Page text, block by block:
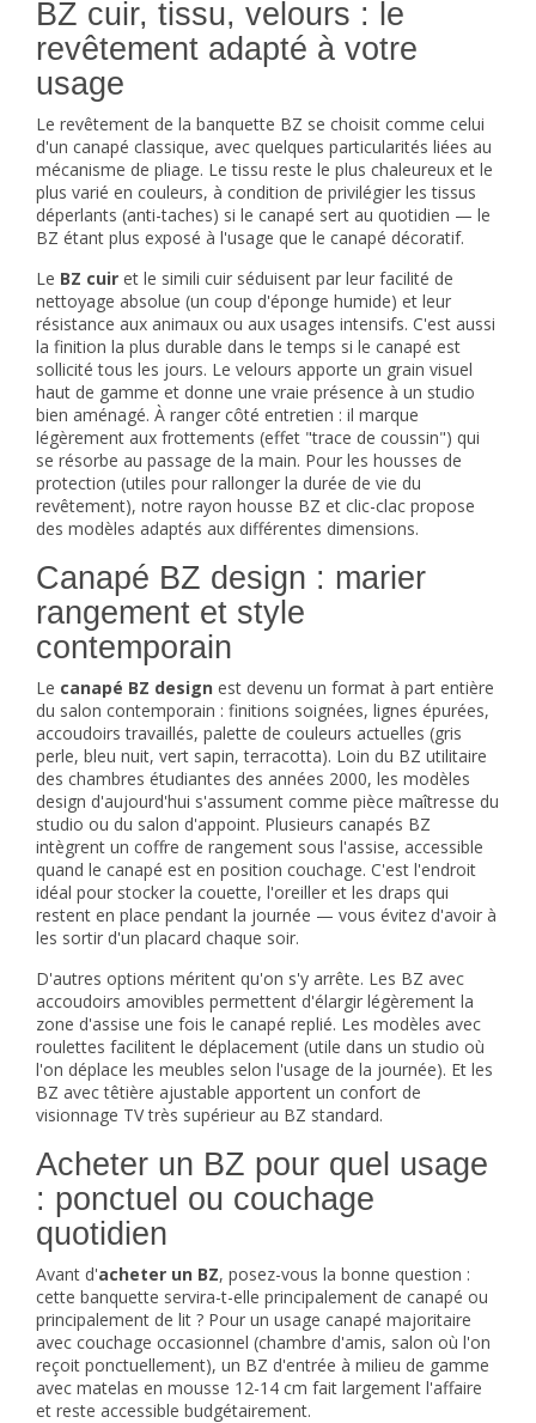
BZ cuir, tissu, velours : le
revêtement adapté à votre
usage
Le revêtement de la banquette BZ se choisit comme celui
d'un canapé classique, avec quelques particularités liées au
mécanisme de pliage. Le tissu reste le plus chaleureux et le
plus varié en couleurs, à condition de privilégier les tissus
déperlants (anti-taches) si le canapé sert au quotidien — le
BZ étant plus exposé à l'usage que le canapé décoratif.
Le BZ cuir et le simili cuir séduisent par leur facilité de
nettoyage absolue (un coup d'éponge humide) et leur
résistance aux animaux ou aux usages intensifs. C'est aussi
la finition la plus durable dans le temps si le canapé est
sollicité tous les jours. Le velours apporte un grain visuel
haut de gamme et donne une vraie présence à un studio
bien aménagé. À ranger côté entretien : il marque
légèrement aux frottements (effet "trace de coussin") qui
se résorbe au passage de la main. Pour les housses de
protection (utiles pour rallonger la durée de vie du
revêtement), notre rayon housse BZ et clic-clac propose
des modèles adaptés aux différentes dimensions.
Canapé BZ design : marier
rangement et style
contemporain
Le canapé BZ design est devenu un format à part entière
du salon contemporain : finitions soignées, lignes épurées,
accoudoirs travaillés, palette de couleurs actuelles (gris
perle, bleu nuit, vert sapin, terracotta). Loin du BZ utilitaire
des chambres étudiantes des années 2000, les modèles
design d'aujourd'hui s'assument comme pièce maîtresse du
studio ou du salon d'appoint. Plusieurs canapés BZ
intègrent un coffre de rangement sous l'assise, accessible
quand le canapé est en position couchage. C'est l'endroit
idéal pour stocker la couette, l'oreiller et les draps qui
restent en place pendant la journée — vous évitez d'avoir à
les sortir d'un placard chaque soir.
D'autres options méritent qu'on s'y arrête. Les BZ avec
accoudoirs amovibles permettent d'élargir légèrement la
zone d'assise une fois le canapé replié. Les modèles avec
roulettes facilitent le déplacement (utile dans un studio où
l'on déplace les meubles selon l'usage de la journée). Et les
BZ avec têtière ajustable apportent un confort de
visionnage TV très supérieur au BZ standard.
Acheter un BZ pour quel usage
: ponctuel ou couchage
quotidien
Avant d'acheter un BZ, posez-vous la bonne question :
cette banquette servira-t-elle principalement de canapé ou
principalement de lit ? Pour un usage canapé majoritaire
avec couchage occasionnel (chambre d'amis, salon où l'on
reçoit ponctuellement), un BZ d'entrée à milieu de gamme
avec matelas en mousse 12-14 cm fait largement l'affaire
et reste accessible budgétairement.